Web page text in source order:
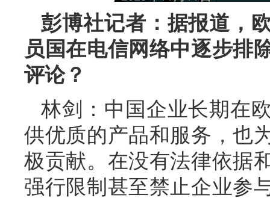
彭博社记者：据报道，
员国在电信网络中逐步排
评论？
林剑：中国企业长期在
供优质的产品和服务，也
极贡献。在没有法律依据
强行限制甚至禁止企业参